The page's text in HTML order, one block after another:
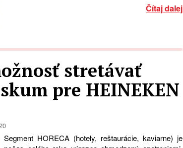
Čítaj dalej
stretávať
pre HEINEKEN
Segment HORECA (hotely, reštaurácie, kaviarne) je